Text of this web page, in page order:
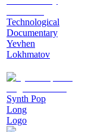
Technological
Documentary
Yevhen
Lokhmatov
Synth Pop
Long
Logo